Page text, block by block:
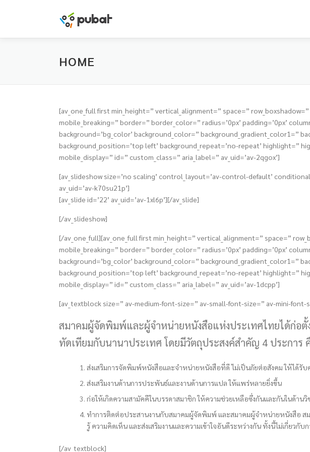
HOME
[av_one_full first min_height=” vertical_alignment=” space=”
mobile_breaking=” border=” border_color=” radius=’0px’ padding=’0px’
background=’bg_color’ background_color=” background_gradient_color1=”
background_position=’top left’ background_repeat=’no-repeat’ highlight=”
mobile_display=” id=” custom_class=” aria_label=” av_uid=’av-2qgox’]
[av_slideshow size=’no scaling’ control_layout=’av-control-default’
av_uid=’av-k70su21p’]
[av_slide id=’22’ av_uid=’av-1xl6p’][/av_slide]
[/av_slideshow]
[/av_one_full][av_one_full first min_height=” vertical_alignment=” space=”
mobile_breaking=” border=” border_color=” radius=’0px’ padding=’0px’
background=’bg_color’ background_color=” background_gradient_color1=”
background_position=’top left’ background_repeat=’no-repeat’ highlight=”
mobile_display=” id=” custom_class=” aria_label=” av_uid=’av-1dcpp’]
[av_textblock size=” av-medium-font-size=” av-small-font-size=” av-mini-font-
สมาคมผู้จัดพิมพ์และผู้จำหน่ายหนังสือแห่งประเทศไทยได้ก่อตั้
ทัดเทียมกับนานาประเทศ โดยมีวัตถุประสงค์สำคัญ 4 ประการ
ส่งเสริมการจัดพิมพ์หนังสือและจำหน่ายหนังสือที่ดี ไม่เป็นภัยต่อสังคม ให้ได้
ส่งเสริมงานด้านการประพันธ์และงานด้านการแปล ให้แพร่หลายยิ่งขึ้น
ก่อให้เกิดความสามัคคีในบรรดาสมาชิก ให้ความช่วยเหลือซึ่งกันและกันในด้าน
ทำการติดต่อประสานงานกับสมาคมผู้จัดพิมพ์ และสมาคมผู้จำหน่ายหนังสือ สม
รู้ ความคิดเห็น และส่งเสริมงานและความเข้าใจอันดีระหว่างกัน ทั้งนี้ไม่เกี่ยวกับก
[/av_textblock]